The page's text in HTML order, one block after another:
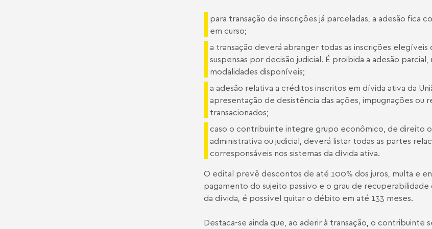
para transação de inscrições já parceladas, a adesão fica
em curso;
a transação deverá abranger todas as inscrições elegíveis
suspensas por decisão judicial. É proibida a adesão
modalidades disponíveis;
a adesão relativa a créditos inscritos em dívida ativa da
apresentação de desistência das ações, impugnações ou
transacionados;
caso o contribuinte integre grupo econômico, de direito
administrativa ou judicial, deverá listar todas as partes
corresponsáveis nos sistemas da dívida ativa.
O edital prevê descontos de até 100% dos juros, multa e
pagamento do sujeito passivo e o grau de
da dívida, é possível quitar o débito em até 133 meses.
Destaca-se ainda que, ao aderir à transação, o contribuinte